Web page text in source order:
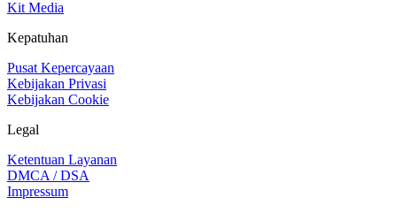
Kit Media
Kepatuhan
Pusat Kepercayaan
Kebijakan Privasi
Kebijakan Cookie
Legal
Ketentuan Layanan
DMCA / DSA
Impressum